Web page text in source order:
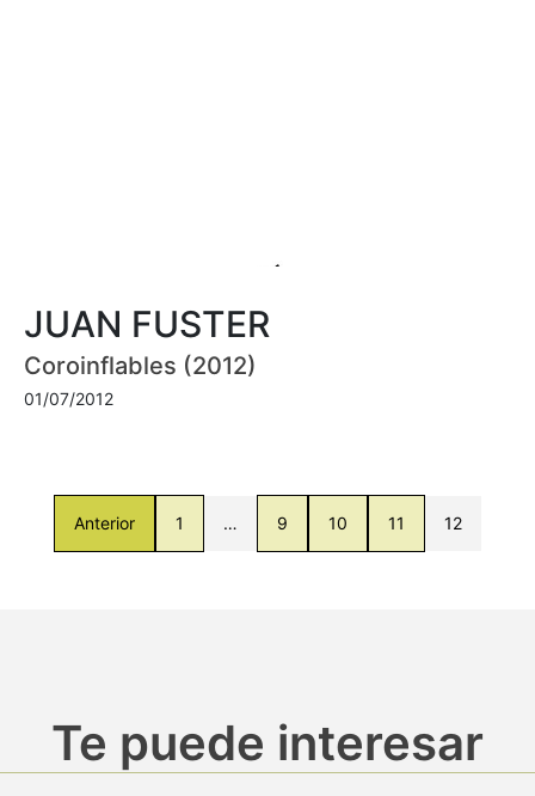
JUAN FUSTER
Coroinflables (2012)
01/07/2012
Anterior 1 … 9 10 11 12
Te puede interesar